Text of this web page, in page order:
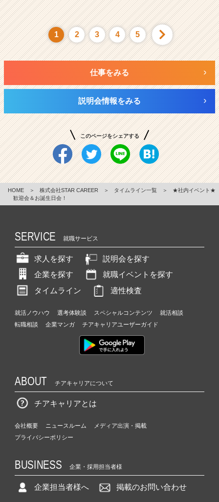
1 2 3 4 5
仕事をみる
説明会情報をみる
このページをシェアする
HOME ＞ 株式会社STAR CAREER ＞ タイムライン一覧 ＞
★社内イベント★
歓迎会＆お誕生日会！
SERVICE 就職サービス
求人を探す
説明会を探す
企業を探す
就職イベントを探す
タイムライン
適性検査
就活ノウハウ 選考体験談 スペシャルコンテンツ
就活相談
転職相談
企業マンガ チアキャリアユーザーガイド
ABOUT チアキャリアについて
チアキャリアとは
会社概要 ニュースルーム
メディア出演・掲載
プライバシーポリシー
BUSINESS 企業・採用担当者様
企業担当者様へ 掲載のお問い合わせ